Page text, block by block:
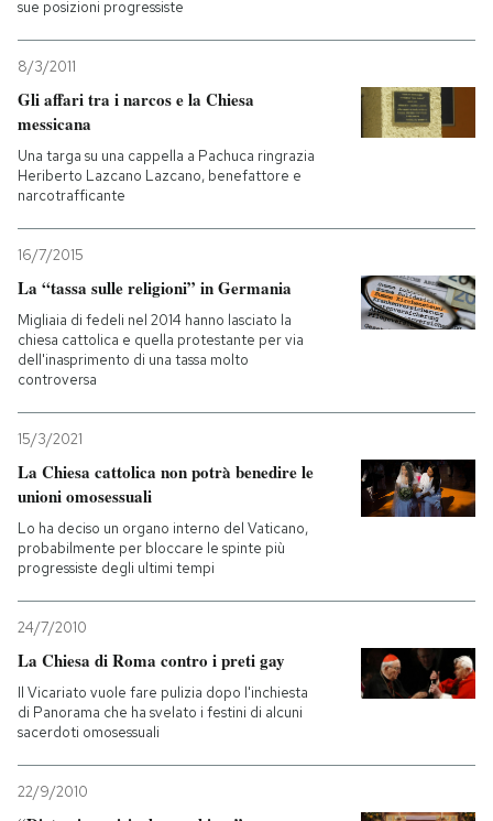
sue posizioni progressiste
8/3/2011
Gli affari tra i narcos e la Chiesa
messicana
Una targa su una cappella a Pachuca ringrazia
Heriberto Lazcano Lazcano, benefattore e
narcotrafficante
16/7/2015
La “tassa sulle religioni” in Germania
Migliaia di fedeli nel 2014 hanno lasciato la
chiesa cattolica e quella protestante per via
dell'inasprimento di una tassa molto
controversa
15/3/2021
La Chiesa cattolica non potrà benedire le
unioni omosessuali
Lo ha deciso un organo interno del Vaticano,
probabilmente per bloccare le spinte più
progressiste degli ultimi tempi
24/7/2010
La Chiesa di Roma contro i preti gay
Il Vicariato vuole fare pulizia dopo l'inchiesta
di Panorama che ha svelato i festini di alcuni
sacerdoti omosessuali
22/9/2010